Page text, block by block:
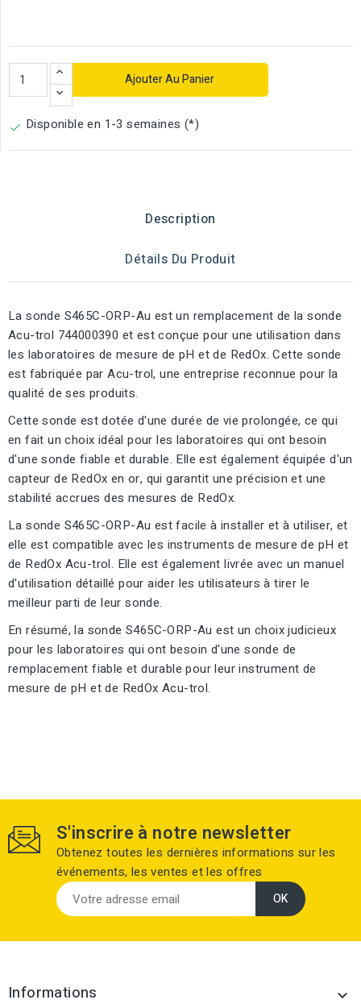
Ajouter Au Panier
 Disponible en 1-3 semaines (*)
Description
Détails Du Produit
La sonde S465C-ORP-Au est un remplacement de la sonde
Acu-trol 744000390 et est conçue pour une utilisation dans
les laboratoires de mesure de pH et de RedOx. Cette sonde
est fabriquée par Acu-trol, une entreprise reconnue pour la
qualité de ses produits.
Cette sonde est dotée d'une durée de vie prolongée, ce qui
en fait un choix idéal pour les laboratoires qui ont besoin
d'une sonde fiable et durable. Elle est également équipée d'un
capteur de RedOx en or, qui garantit une précision et une
stabilité accrues des mesures de RedOx.
La sonde S465C-ORP-Au est facile à installer et à utiliser, et
elle est compatible avec les instruments de mesure de pH et
de RedOx Acu-trol. Elle est également livrée avec un manuel
d'utilisation détaillé pour aider les utilisateurs à tirer le
meilleur parti de leur sonde.
En résumé, la sonde S465C-ORP-Au est un choix judicieux
pour les laboratoires qui ont besoin d'une sonde de
remplacement fiable et durable pour leur instrument de
mesure de pH et de RedOx Acu-trol.
S'inscrire à notre newsletter
Obtenez toutes les dernières informations sur les
événements, les ventes et les offres
Informations 